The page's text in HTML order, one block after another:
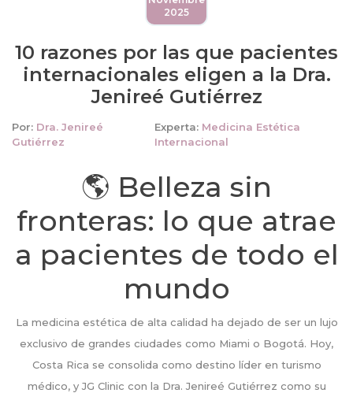
2025
10 razones por las que pacientes
internacionales eligen a la Dra.
Jenireé Gutiérrez
Por: Dra. Jenireé
Gutiérrez
Experta: Medicina Estética
Internacional
🌎 Belleza sin
fronteras: lo que atrae
a pacientes de todo el
mundo
La medicina estética de alta calidad ha dejado de ser un lujo
exclusivo de grandes ciudades como Miami o Bogotá. Hoy,
Costa Rica se consolida como destino líder en turismo
médico, y JG Clinic con la Dra. Jenireé Gutiérrez como su